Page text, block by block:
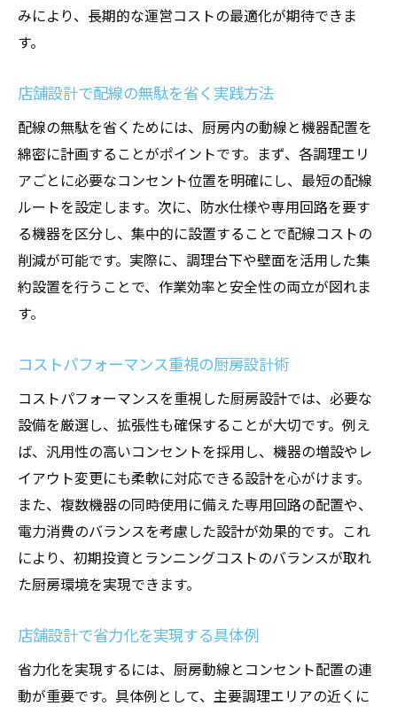
みにより、長期的な運営コストの最適化が期待できま
す。
店舗設計で配線の無駄を省く実践方法
配線の無駄を省くためには、厨房内の動線と機器配置を
綿密に計画することがポイントです。まず、各調理エリ
アごとに必要なコンセント位置を明確にし、最短の配線
ルートを設定します。次に、防水仕様や専用回路を要す
る機器を区分し、集中的に設置することで配線コストの
削減が可能です。実際に、調理台下や壁面を活用した集
約設置を行うことで、作業効率と安全性の両立が図れま
す。
コストパフォーマンス重視の厨房設計術
コストパフォーマンスを重視した厨房設計では、必要な
設備を厳選し、拡張性も確保することが大切です。例え
ば、汎用性の高いコンセントを採用し、機器の増設やレ
イアウト変更にも柔軟に対応できる設計を心がけます。
また、複数機器の同時使用に備えた専用回路の配置や、
電力消費のバランスを考慮した設計が効果的です。これ
により、初期投資とランニングコストのバランスが取れ
た厨房環境を実現できます。
店舗設計で省力化を実現する具体例
省力化を実現するには、厨房動線とコンセント配置の連
動が重要です。具体例として、主要調理エリアの近くに